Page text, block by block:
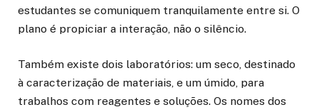
estudantes se comuniquem tranquilamente entre si. O
plano é propiciar a interação, não o silêncio.
Também existe dois laboratórios: um seco, destinado
à caracterização de materiais, e um úmido, para
trabalhos com reagentes e soluções. Os nomes dos